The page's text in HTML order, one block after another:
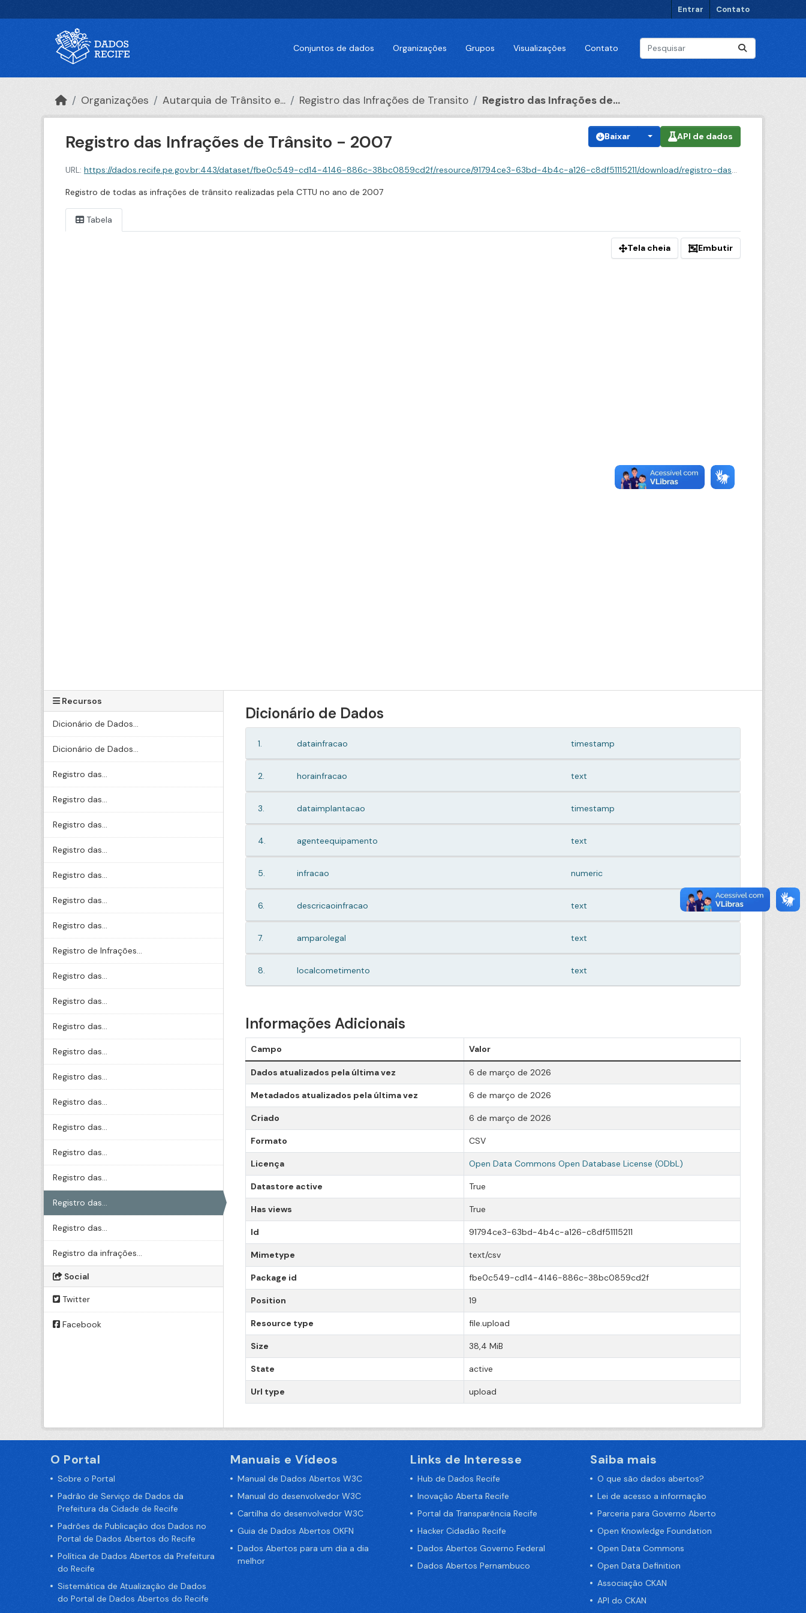
Entrar Contato
Conjuntos de dados Organizações Grupos Visualizações Contato
Organizações Autarquia de Trânsito e... Registro das Infrações de Transito Registro das Infrações de...
Baixar API de dados
Registro das Infrações de Trânsito - 2007
URL: https://dados.recife.pe.gov.br:443/dataset/fbe0c549-cd14-4146-886c-38bc0859cd2f/resource/91794ce3-63bd-4b4c-a126-c8df51115211/download/registro-das-infracoes-de-transito-2007.csv
Registro de todas as infrações de trânsito realizadas pela CTTU no ano de 2007
Tabela
Tela cheia Embutir
Recursos
Dicionário de Dados...
Dicionário de Dados...
Registro das...
Registro das...
Registro das...
Registro das...
Registro das...
Registro das...
Registro das...
Registro de Infrações...
Registro das...
Registro das...
Registro das...
Registro das...
Registro das...
Registro das...
Registro das...
Registro das...
Registro das...
Registro das...
Registro das...
Registro da infrações...
Social
Twitter
Facebook
Dicionário de Dados
1. datainfracao timestamp
2. horainfracao text
3. dataimplantacao timestamp
4. agenteequipamento text
5. infracao numeric
6. descricaoinfracao text
7. amparolegal text
8. localcometimento text
Informações Adicionais
Campo Valor
Dados atualizados pela última vez 6 de março de 2026
Metadados atualizados pela última vez 6 de março de 2026
Criado 6 de março de 2026
Formato CSV
Licença Open Data Commons Open Database License (ODbL)
Datastore active True
Has views True
Id 91794ce3-63bd-4b4c-a126-c8df51115211
Mimetype text/csv
Package id fbe0c549-cd14-4146-886c-38bc0859cd2f
Position 19
Resource type file.upload
Size 38,4 MiB
State active
Url type upload
O Portal
Sobre o Portal
Padrão de Serviço de Dados da
Prefeitura da Cidade de Recife
Padrões de Publicação dos Dados no
Portal de Dados Abertos do Recife
Política de Dados Abertos da Prefeitura
do Recife
Sistemática de Atualização de Dados
do Portal de Dados Abertos do Recife
Manuais e Vídeos
Manual de Dados Abertos W3C
Manual do desenvolvedor W3C
Cartilha do desenvolvedor W3C
Guia de Dados Abertos OKFN
Dados Abertos para um dia a dia
melhor
Links de Interesse
Hub de Dados Recife
Inovação Aberta Recife
Portal da Transparência Recife
Hacker Cidadão Recife
Dados Abertos Governo Federal
Dados Abertos Pernambuco
Saiba mais
O que são dados abertos?
Lei de acesso a informação
Parceria para Governo Aberto
Open Knowledge Foundation
Open Data Commons
Open Data Definition
Associação CKAN
API do CKAN